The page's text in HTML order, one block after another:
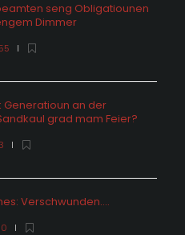
seng Obligatiounen
Dimmer
Generatioun an der
grad mam Feier?
Verschwunden….